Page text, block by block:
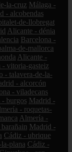
la-cruz Málaga -
- alcobendas
de-llobregat
Alicante - dénia
Barcelona -
de-mallorca
Alicante -
- vitoria-gasteiz
- talavera-de-la-
- alcorcón
- viladecans
- burgos Madrid -
- roquetas-
Almería -
Madrid -
Cádiz - ubrique
plana Cádiz -